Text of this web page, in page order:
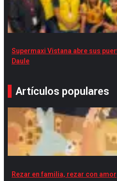
Supermaxi Vistana abre sus
Daule
Artículos populares
Rezar en familia, rezar con amor